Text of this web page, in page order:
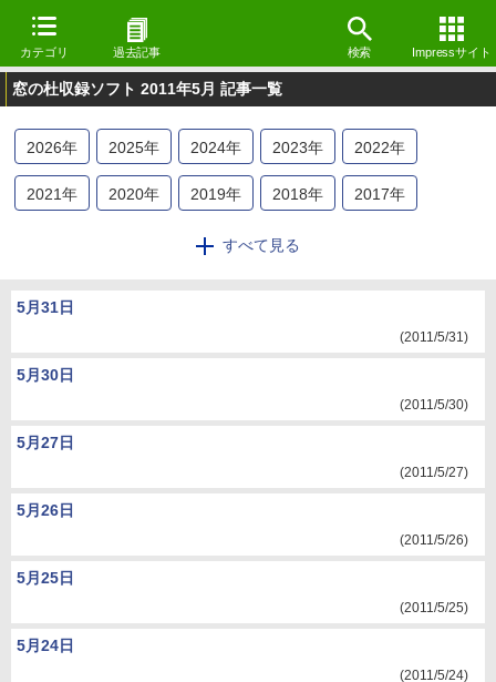
カテゴリ 過去記事 検索 Impressサイト
窓の杜収録ソフト 2011年5月 記事一覧
2026年 2025年 2024年 2023年 2022年
2021年 2020年 2019年 2018年 2017年
2014年 2013
すべて見る
5月31日
(2011/5/31)
5月30日
(2011/5/30)
5月27日
(2011/5/27)
5月26日
(2011/5/26)
5月25日
(2011/5/25)
5月24日
(2011/5/24)